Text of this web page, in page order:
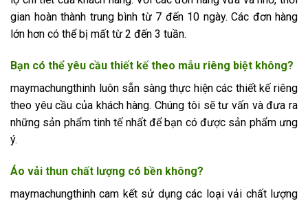
gian hoàn thành trung bình từ 7 đến 10 ngày. Các đơn hàng
lớn hơn có thể bị mất từ ​​2 đến 3 tuần.
Bạn có thể yêu cầu thiết kế theo mẫu riêng biệt không?
maymachungthinh luôn sẵn sàng thực hiện các thiết kế riêng
theo yêu cầu của khách hàng. Chúng tôi sẽ tư vấn và đưa ra
những sản phẩm tinh tế nhất để bạn có được sản phẩm ưng
ý.
Áo vải thun chất lượng có bền không?
maymachungthinh cam kết sử dụng các loại vải chất lượng